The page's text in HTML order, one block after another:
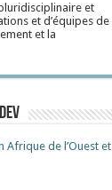
et
et d’équipes de
et la
Afrique de l’Ouest et